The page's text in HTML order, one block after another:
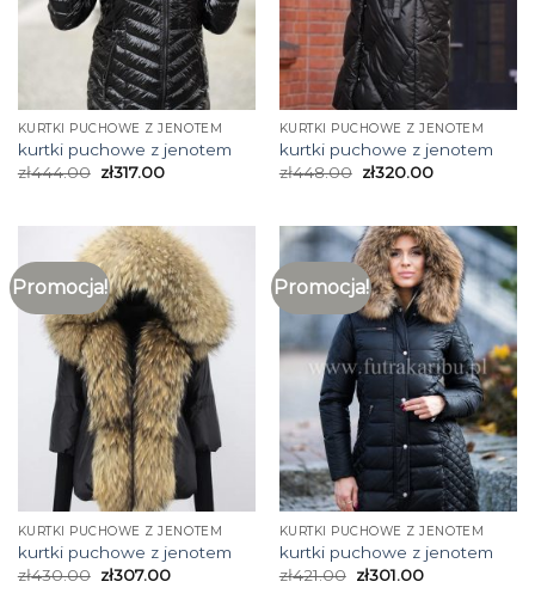
KURTKI PUCHOWE Z JENOTEM
kurtki puchowe z jenotem
zł444.00 zł317.00
KURTKI PUCHOWE Z JENOTEM
kurtki puchowe z jenotem
zł448.00 zł320.00
Promocja!
KURTKI PUCHOWE Z JENOTEM
kurtki puchowe z jenotem
zł430.00 zł307.00
Promocja!
KURTKI PUCHOWE Z JENOTEM
kurtki puchowe z jenotem
zł421.00 zł301.00